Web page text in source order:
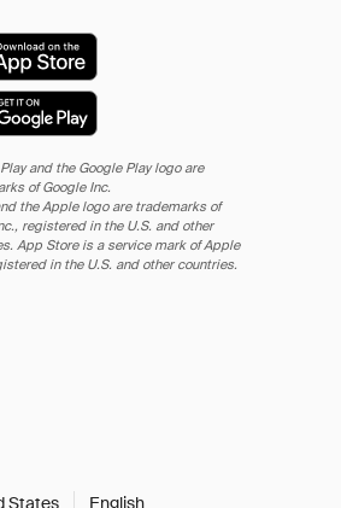
and the Google Play logo are
of Google Inc.
the Apple logo are trademarks of
registered in the U.S. and other
App Store is a service mark of Apple
in the U.S. and other countries.
States English